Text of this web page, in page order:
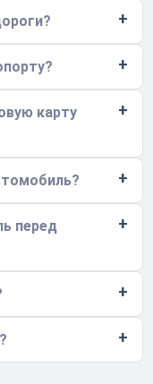
карту
перед